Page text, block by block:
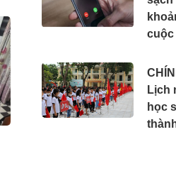
cuộc
lập
Lịch
học